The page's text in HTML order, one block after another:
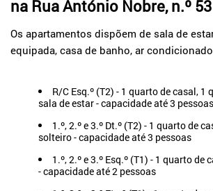
na Rua António Nobre, n.º 53
Os apartamentos dispõem de sala de
equipada, casa de banho, ar
R/C Esq.º (T2) - 1 quarto de casal, 1
sala de estar - capacidade até 3 pessoas
1.º, 2.º e 3.º Dt.º (T2) - 1 quarto de
solteiro -capacidade até 3 pessoas
1.º, 2.º e 3.º Esq.º (T1) - 1 quarto de
-capacidade até 2 pessoas